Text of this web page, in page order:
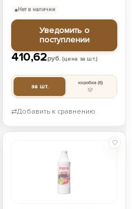
410,62руб.(цена за шт.)
за шт. коробка(6)
Нет в наличии
Уведомить о
поступлении
⇄Добавить к сравнению